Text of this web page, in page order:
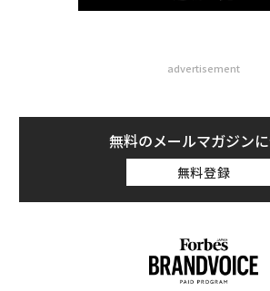
advertisement
無料のメールマガジン
無料登録